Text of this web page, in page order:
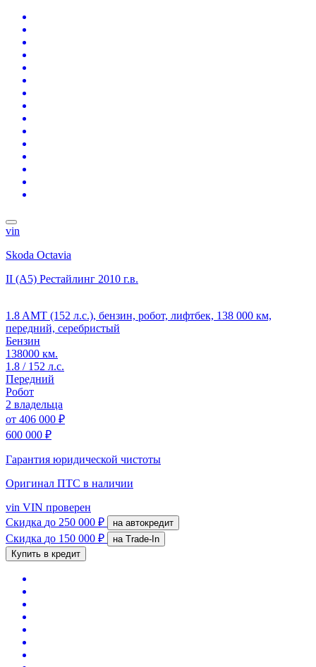
vin
Skoda Octavia
II (A5) Рестайлинг 2010 г.в.
1.8 AMT (152 л.с.), бензин, робот, лифтбек, 138 000 км,
передний, серебристый
Бензин
138000 км.
1.8 / 152 л.с.
Передний
Робот
2 владельца
от 406 000 ₽
600 000 ₽
Гарантия юридической чистоты
Оригинал ПТС в наличии
vin VIN проверен
Скидка до 250 000 ₽ на автокредит
Скидка до 150 000 ₽
на Trade-In
Купить в кредит